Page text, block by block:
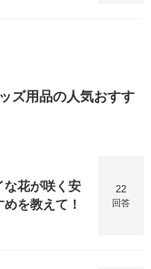
ズ用品の人気おすす
な花が咲く安
を教えて！
22
回答